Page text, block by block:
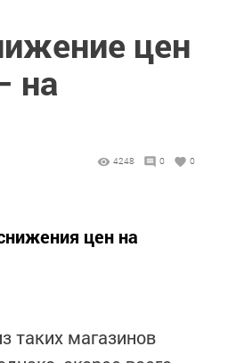
цен
на
4248 0 0
цен на
таких магазинов